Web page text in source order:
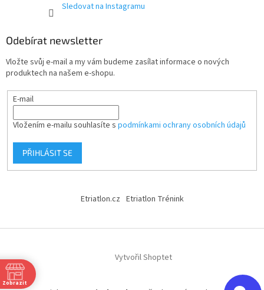
Sledovat na Instagramu
Odebírat newsletter
Vložte svůj e-mail a my vám budeme zasílat informace o nových
produktech na našem e-shopu.
E-mail
Vložením e-mailu souhlasíte s podmínkami ochrany osobních údajů
PŘIHLÁSIT SE
Etriatlon.cz Etriatlon Trénink
Vytvořil Shoptet
Zobrazit